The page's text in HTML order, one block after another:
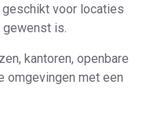
voor locaties
is.
kantoren, openbare
omgevingen met een